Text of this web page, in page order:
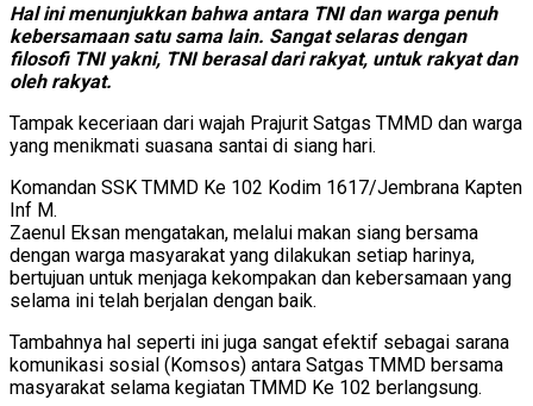
Hal ini menunjukkan bahwa antara TNI dan warga penuh
kebersamaan satu sama lain. Sangat selaras dengan
filosofi TNI yakni, TNI berasal dari rakyat, untuk rakyat dan
oleh rakyat.
Tampak keceriaan dari wajah Prajurit Satgas TMMD dan warga
yang menikmati suasana santai di siang hari.
Komandan SSK TMMD Ke 102 Kodim 1617/Jembrana Kapten
Inf M.
Zaenul Eksan mengatakan, melalui makan siang bersama
dengan warga masyarakat yang dilakukan setiap harinya,
bertujuan untuk menjaga kekompakan dan kebersamaan yang
selama ini telah berjalan dengan baik.
Tambahnya hal seperti ini juga sangat efektif sebagai sarana
komunikasi sosial (Komsos) antara Satgas TMMD bersama
masyarakat selama kegiatan TMMD Ke 102 berlangsung.